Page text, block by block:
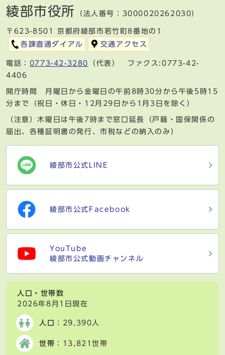
綾部市役所 （法人番号：3000020262030）
〒623-8501 京都府綾部市若竹町8番地の1
各課直通ダイアル
交通アクセス
電話： 0773-42-3280
（代表） ファクス:0773-42-
4406
開庁時間 月曜日から金曜日の午前8時30分から午後5時15
分まで（祝日・休日・12月29日から1月3日を除く）
（注意）木曜日は午後7時まで窓口延長（戸籍・国保関係の
届出、各種証明書の発行、市税などの納入のみ）
綾部市公式LINE
綾部市公式Facebook
YouTube
綾部市公式動画チャンネル
人口・世帯数
2026年8月1日現在
人口 ：29,390人
世帯 ：13,821世帯